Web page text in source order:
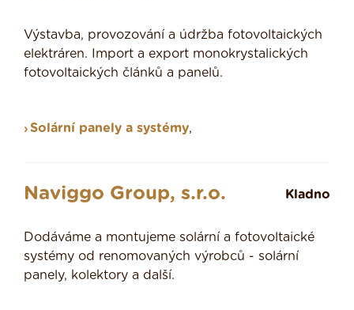
Výstavba, provozování a údržba fotovoltaických
elektráren. Import a export monokrystalických
fotovoltaických článků a panelů.
Solární panely a systémy,
Naviggo Group, s.r.o. Kladno
Dodáváme a montujeme solární a fotovoltaické
systémy od renomovaných výrobců - solární
panely, kolektory a další.